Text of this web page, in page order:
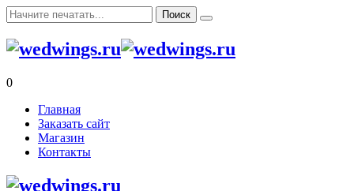
0
Главная
Заказать сайт
Магазин
Контакты